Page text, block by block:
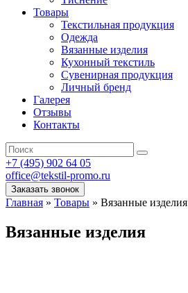
Товары
Текстильная продукция
Одежда
Вязанные изделия
Кухонный текстиль
Сувенирная продукция
Личный бренд
Галерея
Отзывы
Контакты
+7 (495) 902 64 05
office@tekstil-promo.ru
Заказать звонок
Главная » Товары » Вязанные изделия
Вязанные изделия